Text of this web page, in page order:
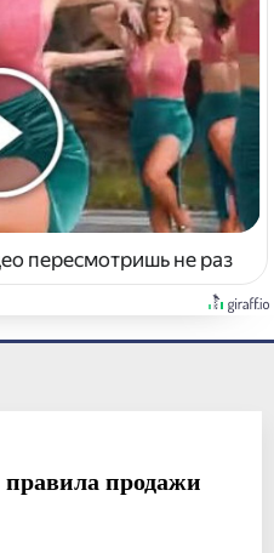
пересмотришь не раз
продажи